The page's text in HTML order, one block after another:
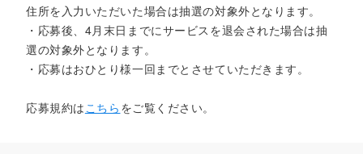
住所を入力いただいた場合は抽選の対象外となります。
・応募後、4月末日までにサービスを退会された場合は抽
選の対象外となります。
・応募はおひとり様一回までとさせていただきます。
応募規約は こちら をご覧ください。